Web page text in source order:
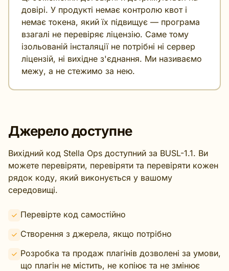
довірі. У продукті немає контролю квот і
немає токена, який їх підвищує — програма
взагалі не перевіряє ліцензію. Саме тому
ізольованій інсталяції не потрібні ні сервер
ліцензій, ні вихідне з'єднання. Ми називаємо
межу, а не стежимо за нею.
Джерело доступне
Вихідний код Stella Ops доступний за BUSL-1.1. Ви
можете перевіряти, перевіряти та перевіряти кожен
рядок коду, який виконується у вашому
середовищі.
Перевірте код самостійно
Створення з джерела, якщо потрібно
Розробка та продаж плагінів дозволені за умови,
що плагін не містить, не копіює та не змінює